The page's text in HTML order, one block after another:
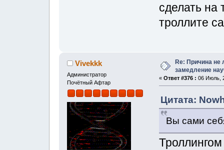
сделать на
троллите
Vivekkk
Администратор
Почётный Афтар
Re: Причина не
замедление
« Ответ #376 : 06 Июль,
Цитата:
Вы сами